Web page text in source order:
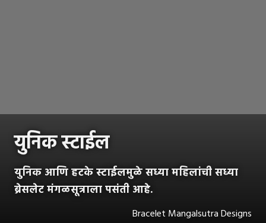
युनिक स्टाईल
युनिक आणि हटके स्टाईलमुळे सध्या महिलांची सध्या
ब्रेसलेट मंगळसूत्राला पसंती आहे.
Bracelet Mangalsutra Designs